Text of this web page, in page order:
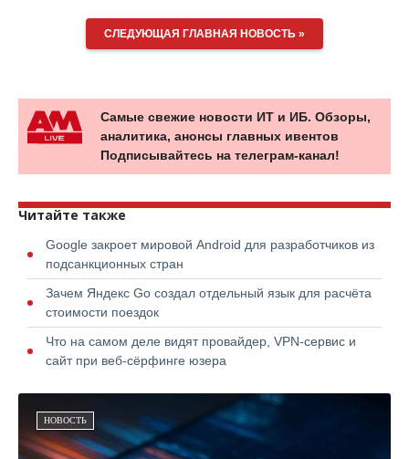
СЛЕДУЮЩАЯ ГЛАВНАЯ НОВОСТЬ »
Самые свежие новости ИТ и ИБ. Обзоры,
аналитика, анонсы главных ивентов
Подписывайтесь на телеграм-канал!
Читайте также
Google закроет мировой Android для разработчиков из
подсанкционных стран
Зачем Яндекс Go создал отдельный язык для расчёта
стоимости поездок
Что на самом деле видят провайдер, VPN-сервис и
сайт при веб-сёрфинге юзера
НОВОСТЬ